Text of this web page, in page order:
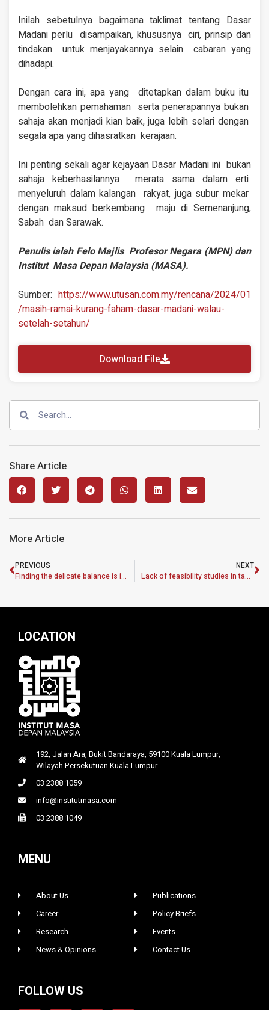
Inilah sebetulnya bagaimana taklimattentang Dasar
Madani perlu disampaikan, khususnya ciri, prinsip dan
tindakan untuk menjayakannya selain cabaran yang
dihadapi.
Dengan cara ini, apa yang ditetapkan dalam buku itu
membolehkan pemahaman serta penerapannya bukan
sahaja akan menjadi kian baik, juga lebih selari dengan
segala apa yang dihasratkan kerajaan.
Ini penting sekali agar kejayaan Dasar Madani ini bukan
sahaja keberhasilannya merata sama dalam erti
menyeluruh dalam kalangan rakyat, juga subur mekar
dengan maksud berkembang maju di Semenanjung,
Sabah dan Sarawak.
Penulis ialah Felo Majlis Profesor Negara (MPN) dan
Institut Masa Depan Malaysia (MASA).
Sumber: https://www.utusan.com.my/rencana/2024/01
/masih-ramai-kurang-faham-dasar-madani-walau-
setelah-setahun/
Download File
Share Article
More Article
PREVIOUS
Finding the delicate balance is important
NEXT
Lack of feasibility studies in tackling cost of living issues
LOCATION
192, Jalan Ara, Bukit Bandaraya, 59100 Kuala Lumpur,
Wilayah Persekutuan Kuala Lumpur
03 2388 1059
info@institutmasa.com
03 2388 1049
MENU
About Us
Career
Research
News & Opinions
Publications
Policy Briefs
Events
Contact Us
FOLLOW US